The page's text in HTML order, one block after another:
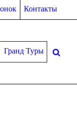
Контакты
Гранд Туры